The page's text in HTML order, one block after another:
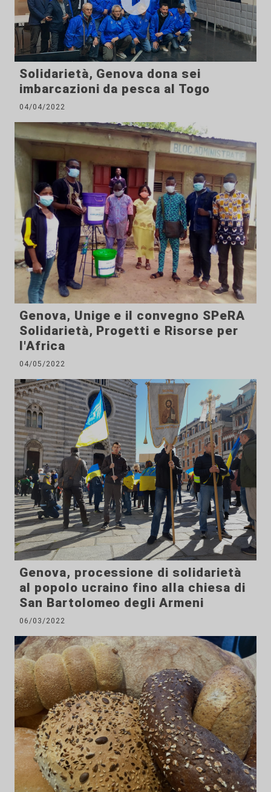
Solidarietà, Genova dona sei
imbarcazioni da pesca al Togo
04/04/2022
Genova, Unige e il convegno SPeRA
Solidarietà, Progetti e Risorse per
l'Africa
04/05/2022
Genova, processione di solidarietà
al popolo ucraino fino alla chiesa di
San Bartolomeo degli Armeni
06/03/2022